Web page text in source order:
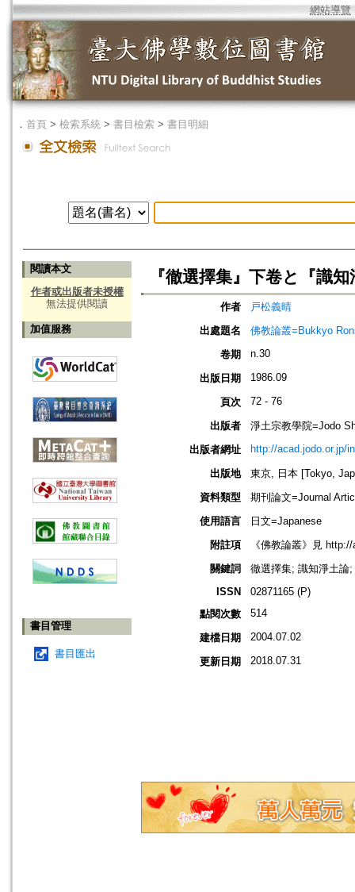
網站導覽
． 首頁 > 檢索系統 > 書目檢索 > 書目明細
閱讀本文
作者或出版者未授權
無法提供閱讀
加值服務
書目管理
書目匯出
『徹選擇集』下卷と『識
作者
戸松義晴
出處題名
佛教論叢=Bukkyo
卷期
n.30
出版日期 1986.09
頁次 72 - 76
出版者
淨土宗教學院=Jodo
出版者網址
http://acad.jodo.or.jp/
出版地
東京, 日本 [Tokyo,
資料類型
期刊論文=Journal
使用語言
日文=Japanese
附註項
《佛教論叢》見
關鍵詞
徹選擇集; 識知淨土論
ISSN
02871165 (P)
點閱次數
514
建檔日期 2004.07.02
更新日期 2018.07.31